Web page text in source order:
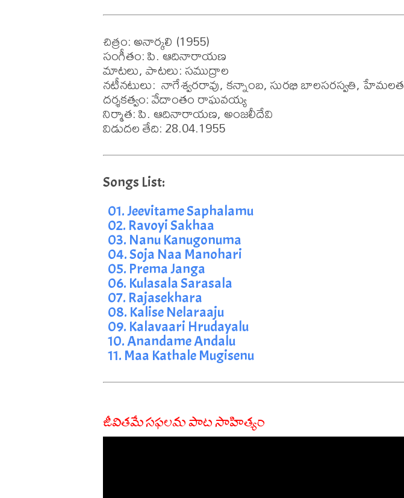
చిత్రం: అనార్కలి (1955)
సంగీతం: పి. ఆదినారాయణ
మాటలు, పాటలు: సముద్రాల
నటీనటులు:  నాగేశ్వరరావు, కన్నాంబ, సురభి బాలసరస్వతి, హేమలత
దర్శకత్వం: వేదాంతం రాఘవయ్య
నిర్మాత: పి. ఆదినారాయణ, అంజలీదేవి
విడుదల తేది: 28.04.1955
01. Jeevitame Saphalamu
02. Ravoyi Sakhaa
03. Nanu Kanugonuma
04. Soja Naa Manohari
05. Prema Janga
06. Kulasala Sarasala
07. Rajasekhara
08. Kalise Nelaraaju
09. Kalavaari Hrudayalu
10. Anandame Andalu
11. Maa Kathale Mugisenu
జీవితమే సఫలమ పాట సాహిత్యం